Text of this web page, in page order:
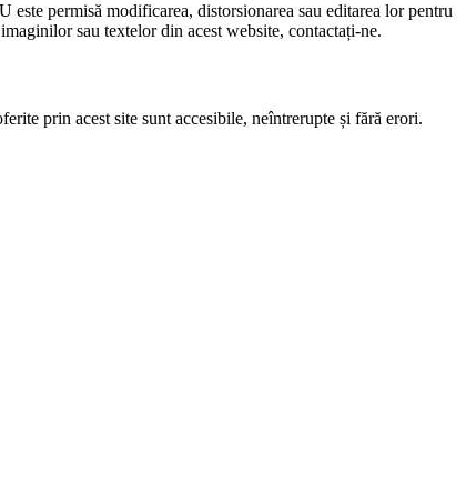
permisă modificarea, distorsionarea sau editarea lor pentru
sau textelor din acest website, contactați-ne.
prin acest site sunt accesibile, neîntrerupte și fără erori.